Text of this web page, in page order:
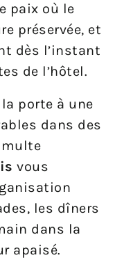
paix où le
préservée, et
dès l’instant
de l’hôtel.
porte à une
dans des
vous
les dîners
dans la
apaisé.